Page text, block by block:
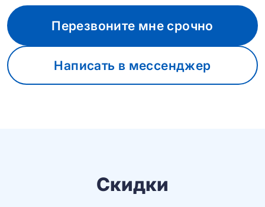
Перезвоните мне срочно
Написать в мессенджер
Скидки